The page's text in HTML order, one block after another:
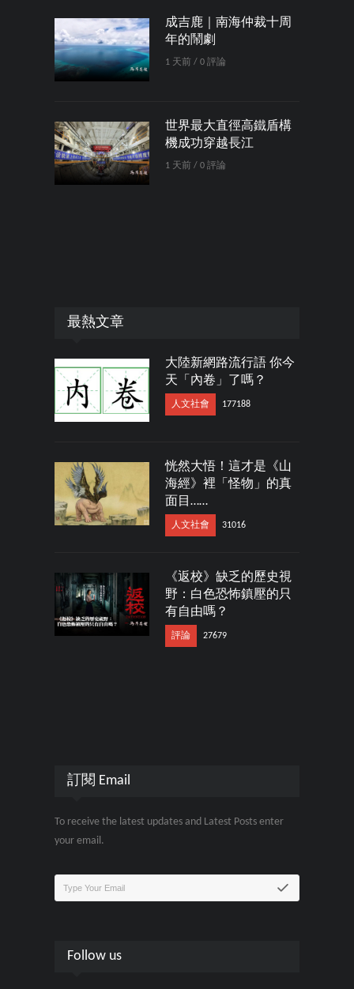
成吉鹿｜南海仲裁十周
年的鬧劇
1 天前 / 0 評論
世界最大直徑高鐵盾構
機成功穿越長江
1 天前 / 0 評論
最熱文章
大陸新網路流行語 你今
天「內卷」了嗎？
人文社會 177188
恍然大悟！這才是《山
海經》裡「怪物」的真
面目……
人文社會 31016
《返校》缺乏的歷史視
野：白色恐怖鎮壓的只
有自由嗎？
評論 27679
訂閱 Email
To receive the latest updates and Latest Posts enter
your email.
Follow us